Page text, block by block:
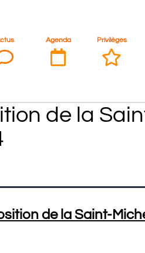
Agenda Privilèges
de la
de la Saint-